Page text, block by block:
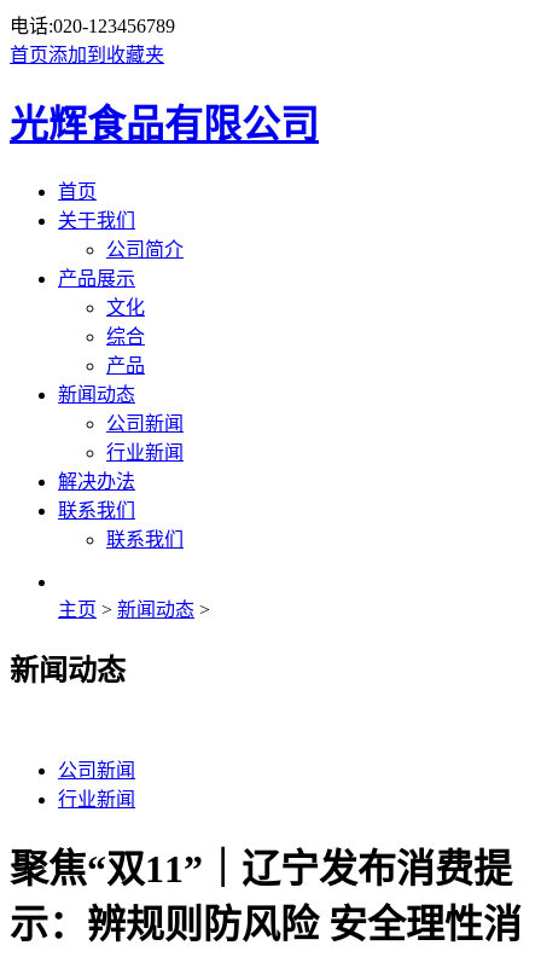
电话:020-123456789
首页添加到收藏夹
光辉食品有限公司
首页
关于我们
公司简介
产品展示
文化
综合
产品
新闻动态
公司新闻
行业新闻
解决办法
联系我们
联系我们
主页 > 新闻动态 >
新闻动态
公司新闻
行业新闻
聚焦“双11”｜辽宁发布消费提
示：辨规则防风险 安全理性消